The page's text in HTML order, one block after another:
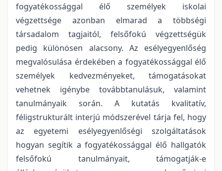
fogyatékossággal élő személyek iskolai
végzettsége azonban elmarad a többségi
társadalom tagjaitól, felsőfokú végzettségük
pedig különösen alacsony. Az esélyegyenlőség
megvalósulása érdekében a fogyatékossággal élő
személyek kedvezményeket, támogatásokat
vehetnek igénybe továbbtanulásuk, valamint
tanulmányaik során. A kutatás kvalitatív,
féligstrukturált interjú módszerével tárja fel, hogy
az egyetemi esélyegyenlőségi szolgáltatások
hogyan segítik a fogyatékossággal élő hallgatók
felsőfokú tanulmányait, támogatják-e